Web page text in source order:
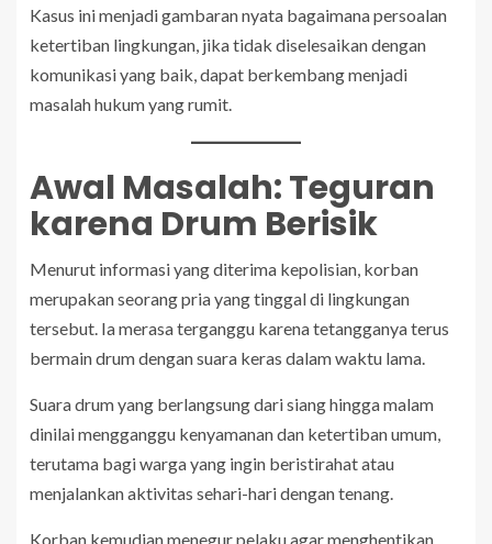
Kasus ini menjadi gambaran nyata bagaimana persoalan
ketertiban lingkungan, jika tidak diselesaikan dengan
komunikasi yang baik, dapat berkembang menjadi
masalah hukum yang rumit.
Awal Masalah: Teguran
karena Drum Berisik
Menurut informasi yang diterima kepolisian, korban
merupakan seorang pria yang tinggal di lingkungan
tersebut. Ia merasa terganggu karena tetangganya terus
bermain drum dengan suara keras dalam waktu lama.
Suara drum yang berlangsung dari siang hingga malam
dinilai mengganggu kenyamanan dan ketertiban umum,
terutama bagi warga yang ingin beristirahat atau
menjalankan aktivitas sehari-hari dengan tenang.
Korban kemudian menegur pelaku agar menghentikan